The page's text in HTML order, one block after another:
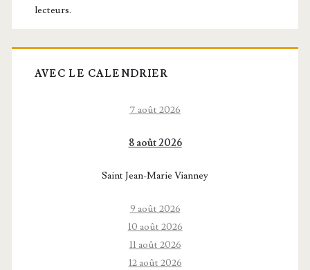
lecteurs.
AVEC LE CALENDRIER
7 août 2026
8 août 2026
Saint Jean-Marie Vianney
9 août 2026
10 août 2026
11 août 2026
12 août 2026